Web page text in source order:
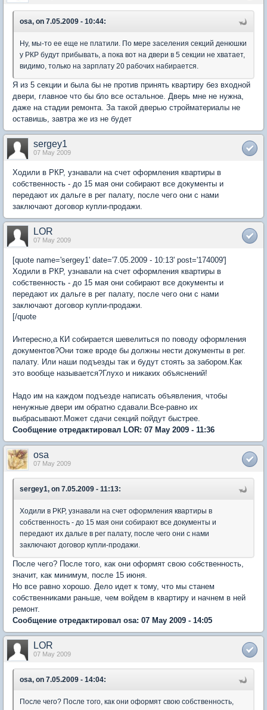
osa, on 7.05.2009 - 10:44:
Ну, мы-то ее еще не платили. По мере заселения секций денюшки
у РКР будут прибывать, а пока вот на двери в 5 секции не хватает,
видимо, только на зарплату 20 рабочих набирается.
Я из 5 секции и была бы не против принять квартиру без входной
двери, главное что бы бло все остальное. Дверь мне не нужна,
даже на стадии ремонта. За такой дверью стройматериалы не
оставишь, завтра же из не будет
sergey1
07 May 2009
Ходили в РКР, узнавали на счет оформления квартиры в
собственность - до 15 мая они собирают все документы и
передают их дальге в рег палату, после чего они с нами
заключают договор купли-продажи.
LOR
07 May 2009
[quote name='sergey1' date='7.05.2009 - 10:13' post='174009']
Ходили в РКР, узнавали на счет оформления квартиры в
собственность - до 15 мая они собирают все документы и
передают их дальге в рег палату, после чего они с нами
заключают договор купли-продажи.
[/quote
Интересно,а КИ собирается шевелиться по поводу оформления
документов?Они тоже вроде бы должны нести документы в рег.
палату. Или наши подъезды так и будут стоять за забором.Как
это вообще называется?Глухо и никаких объяснений!
Надо им на каждом подъезде написать объявления, чтобы
ненужные двери им обратно сдавали.Все-равно их
выбрасывают.Может сдачи секций пойдут быстрее.
Сообщение отредактировал LOR: 07 May 2009 - 11:36
osa
07 May 2009
sergey1, on 7.05.2009 - 11:13:
Ходили в РКР, узнавали на счет оформления квартиры в
собственность - до 15 мая они собирают все документы и
передают их дальге в рег палату, после чего они с нами
заключают договор купли-продажи.
После чего? После того, как они оформят свою собственность,
значит, как минимум, после 15 июня.
Но все равно хорошо. Дело идет к тому, что мы станем
собственниками раньше, чем войдем в квартиру и начнем в ней
ремонт.
Сообщение отредактировал osa: 07 May 2009 - 14:05
LOR
07 May 2009
osa, on 7.05.2009 - 14:04:
После чего? После того, как они оформят свою собственность,